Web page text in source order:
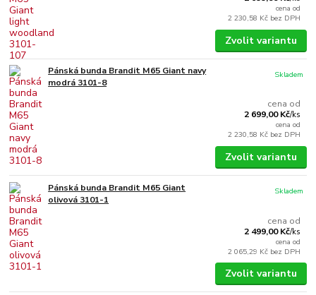
cena od
2 230,58 Kč bez DPH
Zvolit variantu
Pánská bunda Brandit M65 Giant navy
modrá 3101-8
cena od
2 699,00 Kč/ks
cena od
2 230,58 Kč bez DPH
Skladem
Zvolit variantu
Pánská bunda Brandit M65 Giant
olivová 3101-1
cena od
2 499,00 Kč/ks
cena od
2 065,29 Kč bez DPH
Skladem
Zvolit variantu